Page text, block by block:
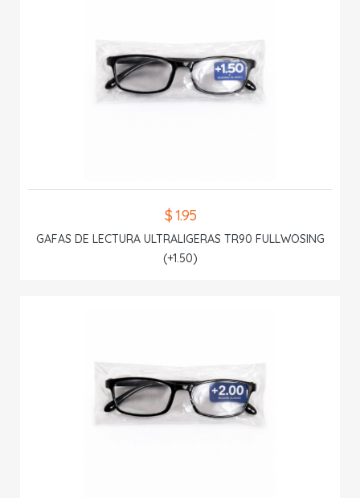
$ 1.95
GAFAS DE LECTURA ULTRALIGERAS TR90 FULLWOSING
(+1.50)